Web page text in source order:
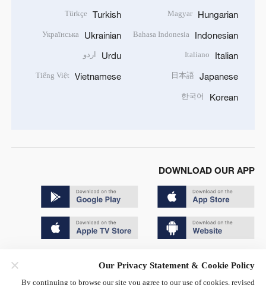
Hungarian
Magyar
Indonesian
Bahasa Indonesia
Italian
Italiano
Japanese
日本語
Korean
한국어
Turkish
Türkçe
Ukrainian
Українська
Urdu اردو
Vietnamese
Tiếng Việt
DOWNLOAD OUR APP
京ICP备20000184号
Our Privacy Statement & Cookie Policy
By continuing to browse our site you agree to our use of cookies, revised